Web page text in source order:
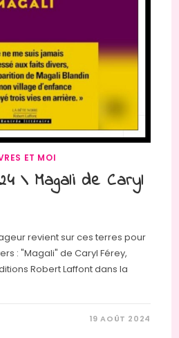
ET MOI
\ Magali de Caryl
revient sur ces terres pour
: "Magali" de Caryl Férey,
Robert Laffont dans la
19 AOÛT 2024